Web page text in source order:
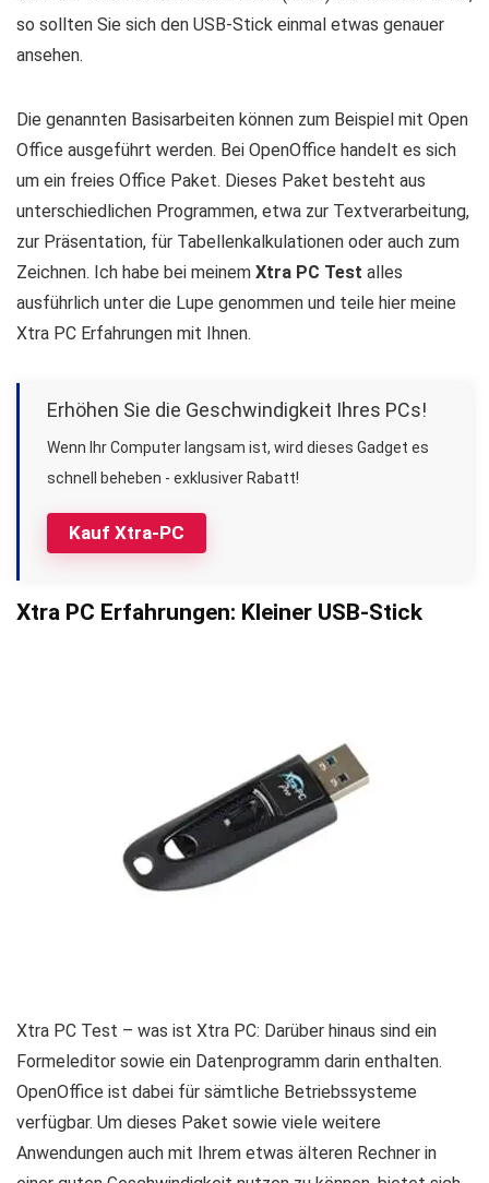
so sollten Sie sich den USB-Stick einmal etwas genauer
ansehen.
Die genannten Basisarbeiten können zum Beispiel mit Open
Office ausgeführt werden. Bei OpenOffice handelt es sich
um ein freies Office Paket. Dieses Paket besteht aus
unterschiedlichen Programmen, etwa zur Textverarbeitung,
zur Präsentation, für Tabellenkalkulationen oder auch zum
Zeichnen. Ich habe bei meinem Xtra PC Test alles
ausführlich unter die Lupe genommen und teile hier meine
Xtra PC Erfahrungen mit Ihnen.
Kauf Xtra-PC
Erhöhen Sie die Geschwindigkeit Ihres PCs!
Wenn Ihr Computer langsam ist, wird dieses Gadget es
schnell beheben - exklusiver Rabatt!
Xtra PC Erfahrungen: Kleiner USB-Stick
Xtra PC Test – was ist Xtra PC: Darüber hinaus sind ein
Formeleditor sowie ein Datenprogramm darin enthalten.
OpenOffice ist dabei für sämtliche Betriebssysteme
verfügbar. Um dieses Paket sowie viele weitere
Anwendungen auch mit Ihrem etwas älteren Rechner in